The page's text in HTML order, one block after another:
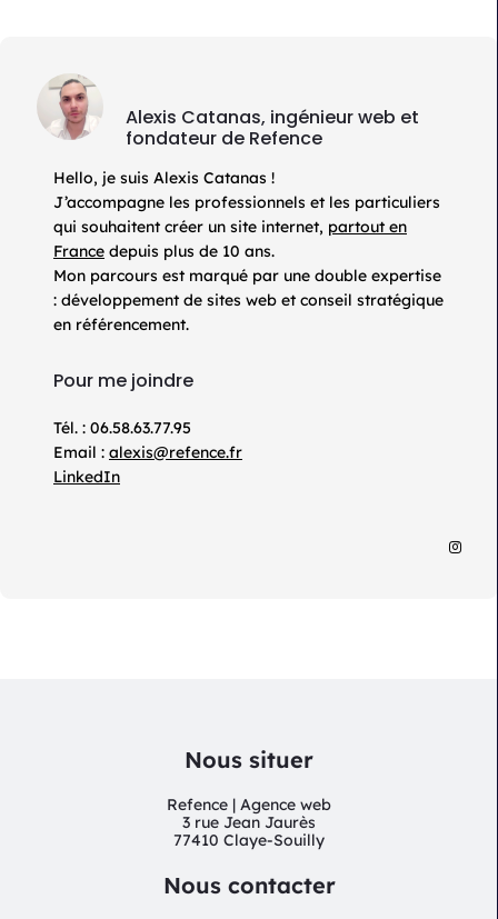
Alexis Catanas, ingénieur web et
fondateur de Refence
Hello, je suis Alexis Catanas !
J’accompagne les professionnels et les particuliers
qui souhaitent créer un site internet, partout en
France depuis plus de 10 ans.
Mon parcours est marqué par une double expertise
: développement de sites web et conseil stratégique
en référencement.
Pour me joindre
Tél. : 06.58.63.77.95
Email : alexis@refence.fr
LinkedIn
Nous situer
Refence | Agence web
3 rue Jean Jaurès
77410 Claye-Souilly
Nous contacter